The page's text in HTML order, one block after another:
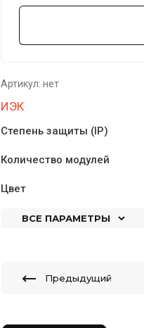
Артикул: нет
ИЭК
Степень защиты (IP)
Количество модулей
Цвет
ВСЕ ПАРАМЕТРЫ
Предыдущий